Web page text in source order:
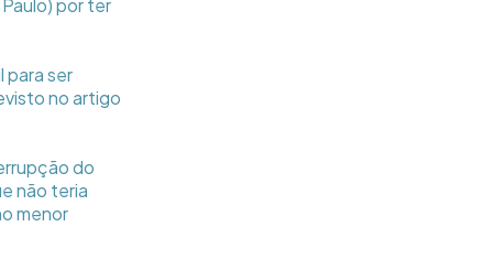
por ter
para ser
no artigo
do
não teria
menor